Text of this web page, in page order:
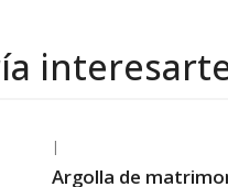
|
Argolla de